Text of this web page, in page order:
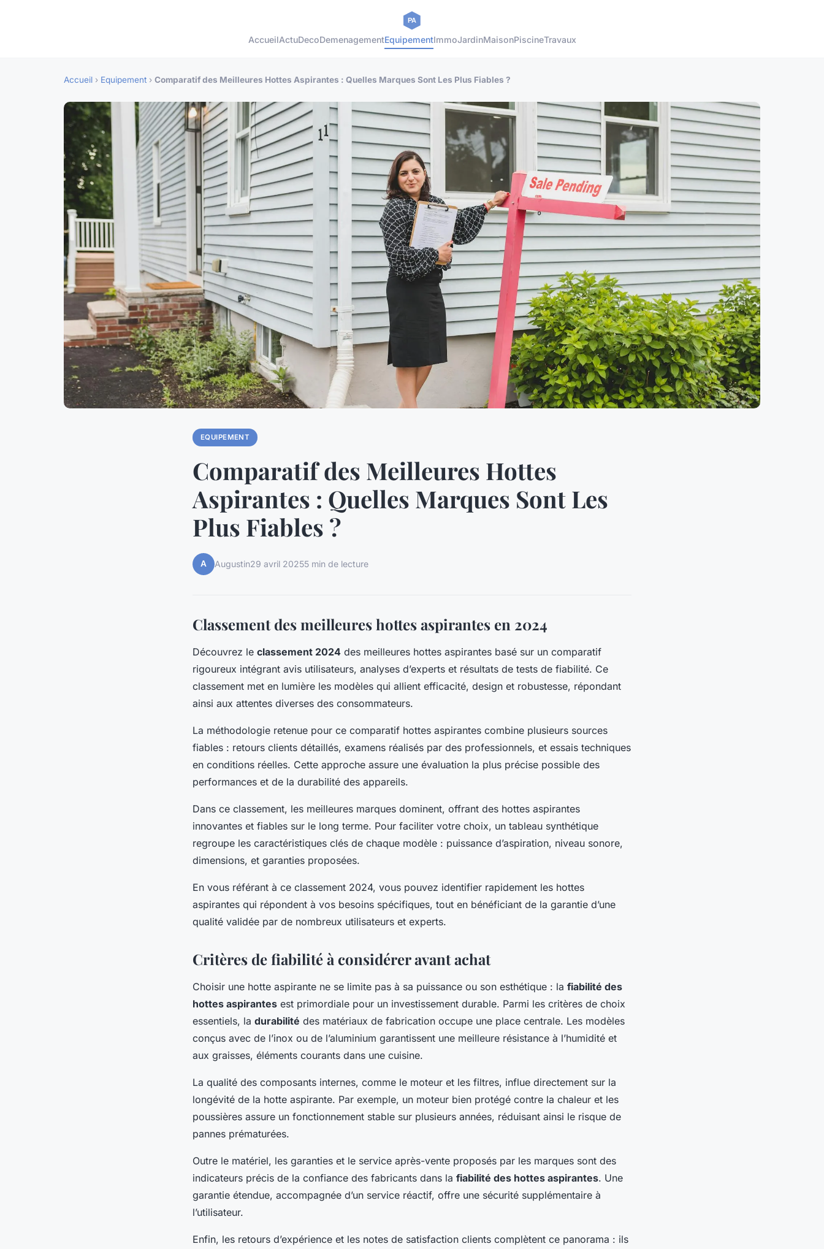
AccueilActuDecoDemenagementEquipementImmoJardinMaisonPiscineTravaux
Accueil › Equipement › Comparatif des Meilleures Hottes Aspirantes : Quelles Marques Sont Les Plus Fiables ?
EQUIPEMENT
Comparatif des Meilleures Hottes
Aspirantes : Quelles Marques Sont Les
Plus Fiables ?
A Augustin29 avril 20255 min de lecture
Classement des meilleures hottes aspirantes en 2024
Découvrez le classement 2024 des meilleures hottes aspirantes basé sur un comparatif
rigoureux intégrant avis utilisateurs, analyses d’experts et résultats de tests de fiabilité. Ce
classement met en lumière les modèles qui allient efficacité, design et robustesse, répondant
ainsi aux attentes diverses des consommateurs.
La méthodologie retenue pour ce comparatif hottes aspirantes combine plusieurs sources
fiables : retours clients détaillés, examens réalisés par des professionnels, et essais techniques
en conditions réelles. Cette approche assure une évaluation la plus précise possible des
performances et de la durabilité des appareils.
Dans ce classement, les meilleures marques dominent, offrant des hottes aspirantes
innovantes et fiables sur le long terme. Pour faciliter votre choix, un tableau synthétique
regroupe les caractéristiques clés de chaque modèle : puissance d’aspiration, niveau sonore,
dimensions, et garanties proposées.
En vous référant à ce classement 2024, vous pouvez identifier rapidement les hottes
aspirantes qui répondent à vos besoins spécifiques, tout en bénéficiant de la garantie d’une
qualité validée par de nombreux utilisateurs et experts.
Critères de fiabilité à considérer avant achat
Choisir une hotte aspirante ne se limite pas à sa puissance ou son esthétique : la fiabilité des
hottes aspirantes est primordiale pour un investissement durable. Parmi les critères de choix
essentiels, la durabilité des matériaux de fabrication occupe une place centrale. Les modèles
conçus avec de l’inox ou de l’aluminium garantissent une meilleure résistance à l’humidité et
aux graisses, éléments courants dans une cuisine.
La qualité des composants internes, comme le moteur et les filtres, influe directement sur la
longévité de la hotte aspirante. Par exemple, un moteur bien protégé contre la chaleur et les
poussières assure un fonctionnement stable sur plusieurs années, réduisant ainsi le risque de
pannes prématurées.
Outre le matériel, les garanties et le service après-vente proposés par les marques sont des
indicateurs précis de la confiance des fabricants dans la fiabilité des hottes aspirantes. Une
garantie étendue, accompagnée d’un service réactif, offre une sécurité supplémentaire à
l’utilisateur.
Enfin, les retours d’expérience et les notes de satisfaction clients complètent ce panorama : ils